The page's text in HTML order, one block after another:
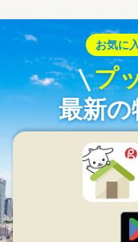
お気に
プ
最新の